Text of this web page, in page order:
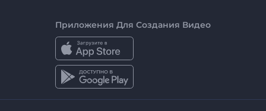
Приложения Для Создания Видео